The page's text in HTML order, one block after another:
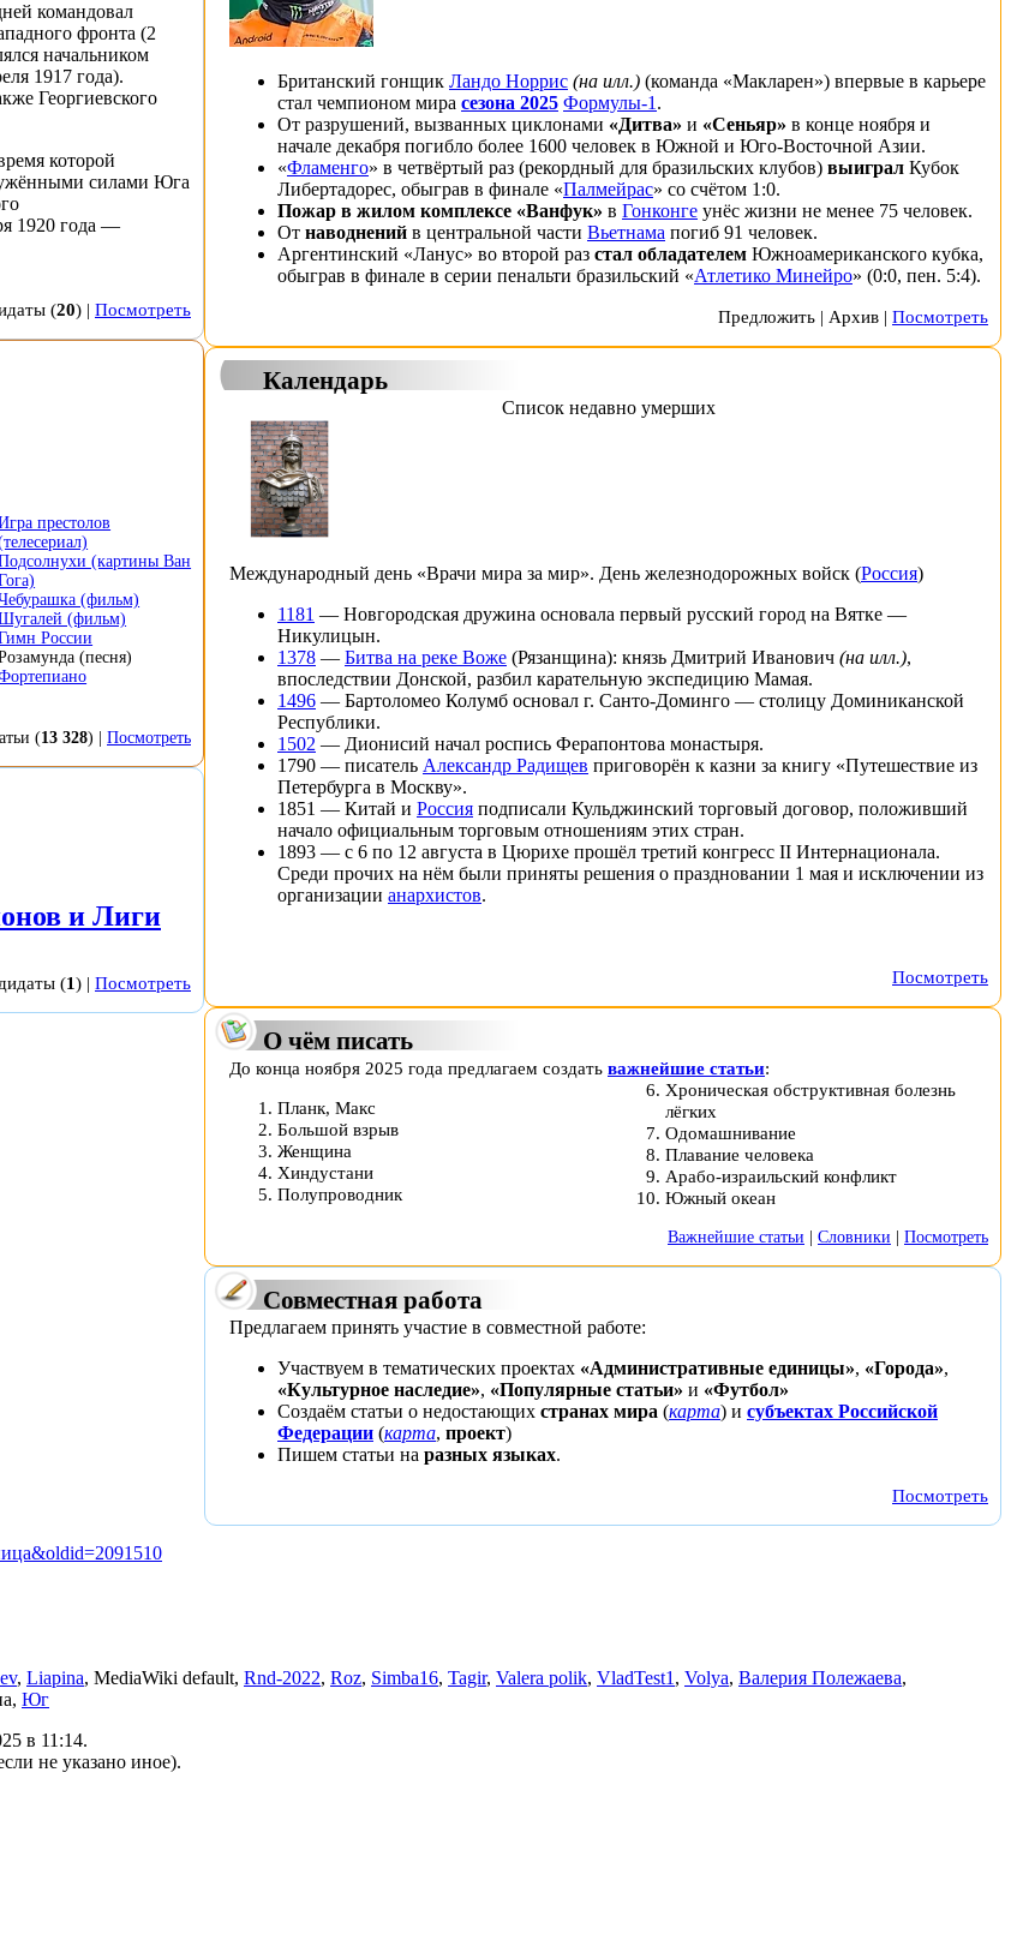
командовал
фронта (2
начальником
1917 года).
Георгиевского
которой
силами Юга
1920 года —
(20) | Посмотреть
престолов
(картины Ван
(фильм)
(фильм)
России
(песня)
(13 328) | Посмотреть
и Лиги
(1) | Посмотреть
Британский гонщик Ландо Норрис (на илл.) (команда «Макларен») впервые в карьере
стал чемпионом мира сезона 2025 Формулы-1 .
От разрушений, вызванных циклонами «Дитва» и «Сеньяр» в конце ноября и
начале декабря погибло более 1600 человек в Южной и Юго-Восточной Азии.
«Фламенго» в четвёртый раз (рекордный для бразильских клубов) выиграл Кубок
Либертадорес, обыграв в финале «Палмейрас» со счётом 1:0.
Пожар в жилом комплексе «Ванфук» в Гонконге унёс жизни не менее 75 человек.
От наводнений в центральной части Вьетнама погиб 91 человек.
Аргентинский «Ланус» во второй раз стал обладателем Южноамериканского кубка,
обыграв в финале в серии пенальти бразильский «Атлетико Минейро» (0:0, пен. 5:4).
Предложить | Архив | Посмотреть
Календарь
Список недавно умерших
Международный день «Врачи мира за мир». День железнодорожных войск (Россия)
1181 — Новгородская дружина основала первый русский город на Вятке —
Никулицын.
1378 — Битва на реке Воже (Рязанщина): князь Дмитрий Иванович (на илл.),
впоследствии Донской, разбил карательную экспедицию Мамая.
1496 — Бартоломео Колумб основал г. Санто-Доминго — столицу Доминиканской
Республики.
1502 — Дионисий начал роспись Ферапонтова монастыря.
1790 — писатель Александр Радищев приговорён к казни за книгу «Путешествие из
Петербурга в Москву».
1851 — Китай и Россия подписали Кульджинский торговый договор, положивший
начало официальным торговым отношениям этих стран.
1893 — с 6 по 12 августа в Цюрихе прошёл третий конгресс II Интернационала.
Среди прочих на нём были приняты решения о праздновании 1 мая и исключении из
организации анархистов.
Посмотреть
О чём писать
До конца ноября 2025 года предлагаем создать важнейшие статьи:
Планк, Макс
Большой взрыв
Женщина
Хиндустани
Полупроводник
Хроническая обструктивная болезнь
лёгких
Одомашнивание
Плавание человека
Арабо-израильский конфликт
Южный океан
Важнейшие статьи | Словники | Посмотреть
Совместная работа
Предлагаем принять участие в совместной работе:
Участвуем в тематических проектах «Административные единицы», «Города»,
«Культурное наследие», «Популярные статьи» и «Футбол»
Создаём статьи о недостающих странах мира (карта) и субъектах Российской
Федерации (карта, проект)
Пишем статьи на разных языках.
Посмотреть
, Liapina, MediaWiki default, Rnd-2022, Roz, Simba16, Tagir, Valera polik, VladTest1 , Volya, Валерия Полежаева,
Юг
в 11:14.
не указано иное).